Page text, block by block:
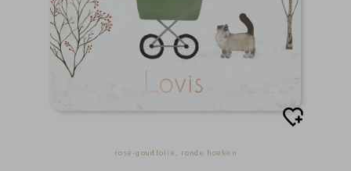
rosé-goudfolie, ronde hoeken